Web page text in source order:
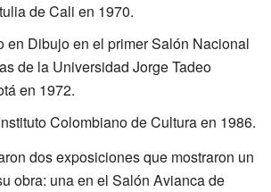
de Cali en 1970.
en Dibujo en el primer Salón Nacional
de la Universidad Jorge Tadeo
en 1972.
Colombiano de Cultura en 1986.
dos exposiciones que mostraron un
obra: una en el Salón Avianca de